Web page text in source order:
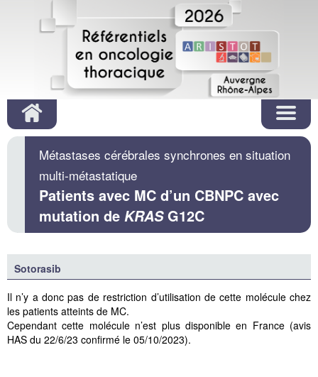
Métastases cérébrales synchrones en situation
multi‐métastatique
Patients avec MC d’un CBNPC avec
mutation de KRASG12C
Sotorasib
Il n’y a donc pas de restriction d’utilisation de cette molécule chez
les patients atteints de MC.
Cependant cette molécule n’est plus disponible en France (avis
HAS du 22/6/23 confirmé le 05/10/2023).